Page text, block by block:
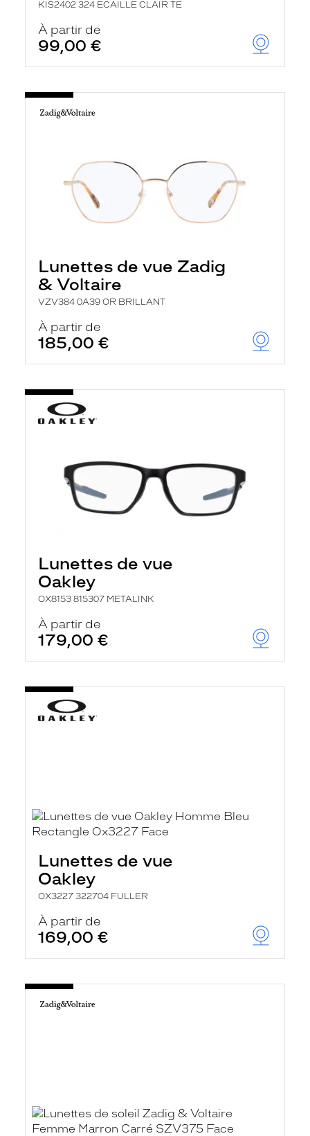
KIS2402 324 ECAILLE CLAIR TE
À partir de
99,00 €
Lunettes de vue Zadig
& Voltaire
VZV384 0A39 OR BRILLANT
À partir de
185,00 €
Lunettes de vue
Oakley
OX8153 815307 METALINK
À partir de
179,00 €
Lunettes de vue
Oakley
OX3227 322704 FULLER
À partir de
169,00 €